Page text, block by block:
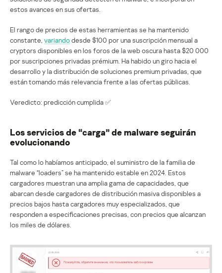
estos avances en sus ofertas.
El rango de precios de estas herramientas se ha mantenido
constante, variandodesde $100 por una suscripción mensual a
cryptors disponibles en los foros de la web oscura hasta $20 000
por suscripciones privadas prémium. Ha habido un giro hacia el
desarrollo y la distribución de soluciones premium privadas, que
están tomando más relevancia frente a las ofertas públicas.
Veredicto: predicción cumplida ✅
Los servicios de “carga” de malware seguirán
evolucionando
Tal como lo habíamos anticipado, el suministro de la familia de
malware “loaders” se ha mantenido estable en 2024. Estos
cargadores muestran una amplia gama de capacidades, que
abarcan desde cargadores de distribución masiva disponibles a
precios bajos hasta cargadores muy especializados, que
responden a especificaciones precisas, con precios que alcanzan
los miles de dólares.